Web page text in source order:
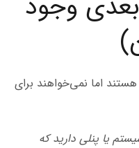
اما نمی‌خواهند برای
یا پنلی دارید که